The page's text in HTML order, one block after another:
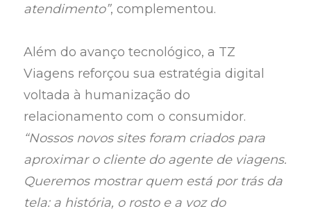
atendimento”, complementou.
Além do avanço tecnológico, a TZ
Viagens reforçou sua estratégia digital
voltada à humanização do
relacionamento com o consumidor.
“Nossos novos sites foram criados para
aproximar o cliente do agente de viagens.
Queremos mostrar quem está por trás da
tela: a história, o rosto e a voz do